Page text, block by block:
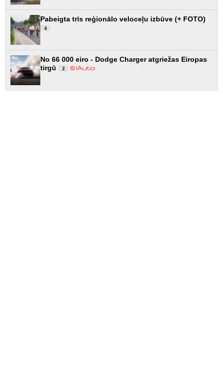
Pabeigta trīs reģionālo veloceļu izbūve (+ FOTO)
4
No 66 000 eiro - Dodge Charger atgriežas Eiropas
tirgū
2